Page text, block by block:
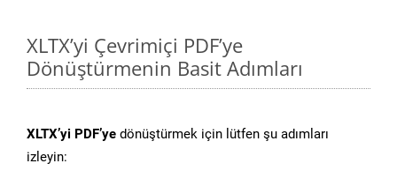
XLTX’yi Çevrimiçi PDF’ye
Dönüştürmenin Basit Adımları
XLTX’yi PDF’ye dönüştürmek için lütfen şu adımları
izleyin: